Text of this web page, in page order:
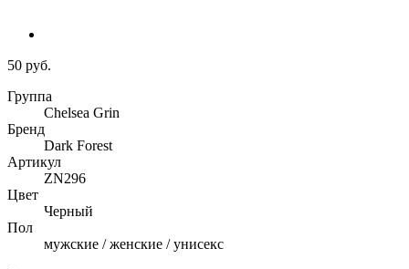
50 руб.
Группа
Chelsea Grin
Бренд
Dark Forest
Артикул
ZN296
Цвет
Черный
Пол
мужские / женские / унисекс